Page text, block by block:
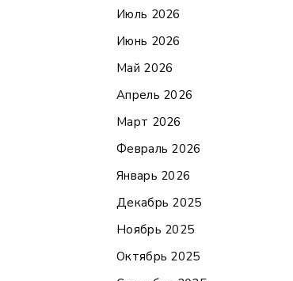
Июль 2026
Июнь 2026
Май 2026
Апрель 2026
Март 2026
Февраль 2026
Январь 2026
Декабрь 2025
Ноябрь 2025
Октябрь 2025